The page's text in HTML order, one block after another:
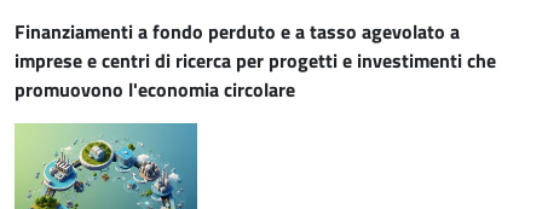
Finanziamenti a fondo perduto e a tasso agevolato a
imprese e centri di ricerca per progetti e investimenti che
promuovono l'economia circolare